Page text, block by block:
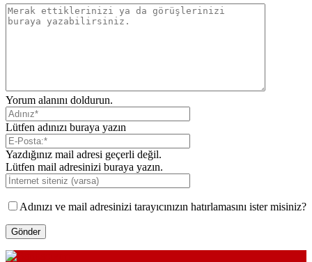
Yorum alanını doldurun.
Lütfen adınızı buraya yazın
Yazdığınız mail adresi geçerli değil.
Lütfen mail adresinizi buraya yazın.
Adınızı ve mail adresinizi tarayıcınızın hatırlamasını ister misiniz?